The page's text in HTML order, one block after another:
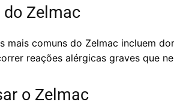
Zelmac
mais comuns do Zelmac incluem
reações alérgicas graves que
o Zelmac